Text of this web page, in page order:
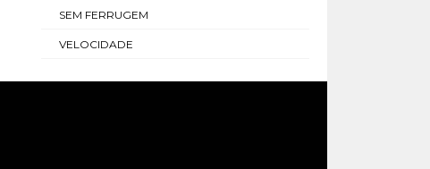
SEM FERRUGEM
VELOCIDADE